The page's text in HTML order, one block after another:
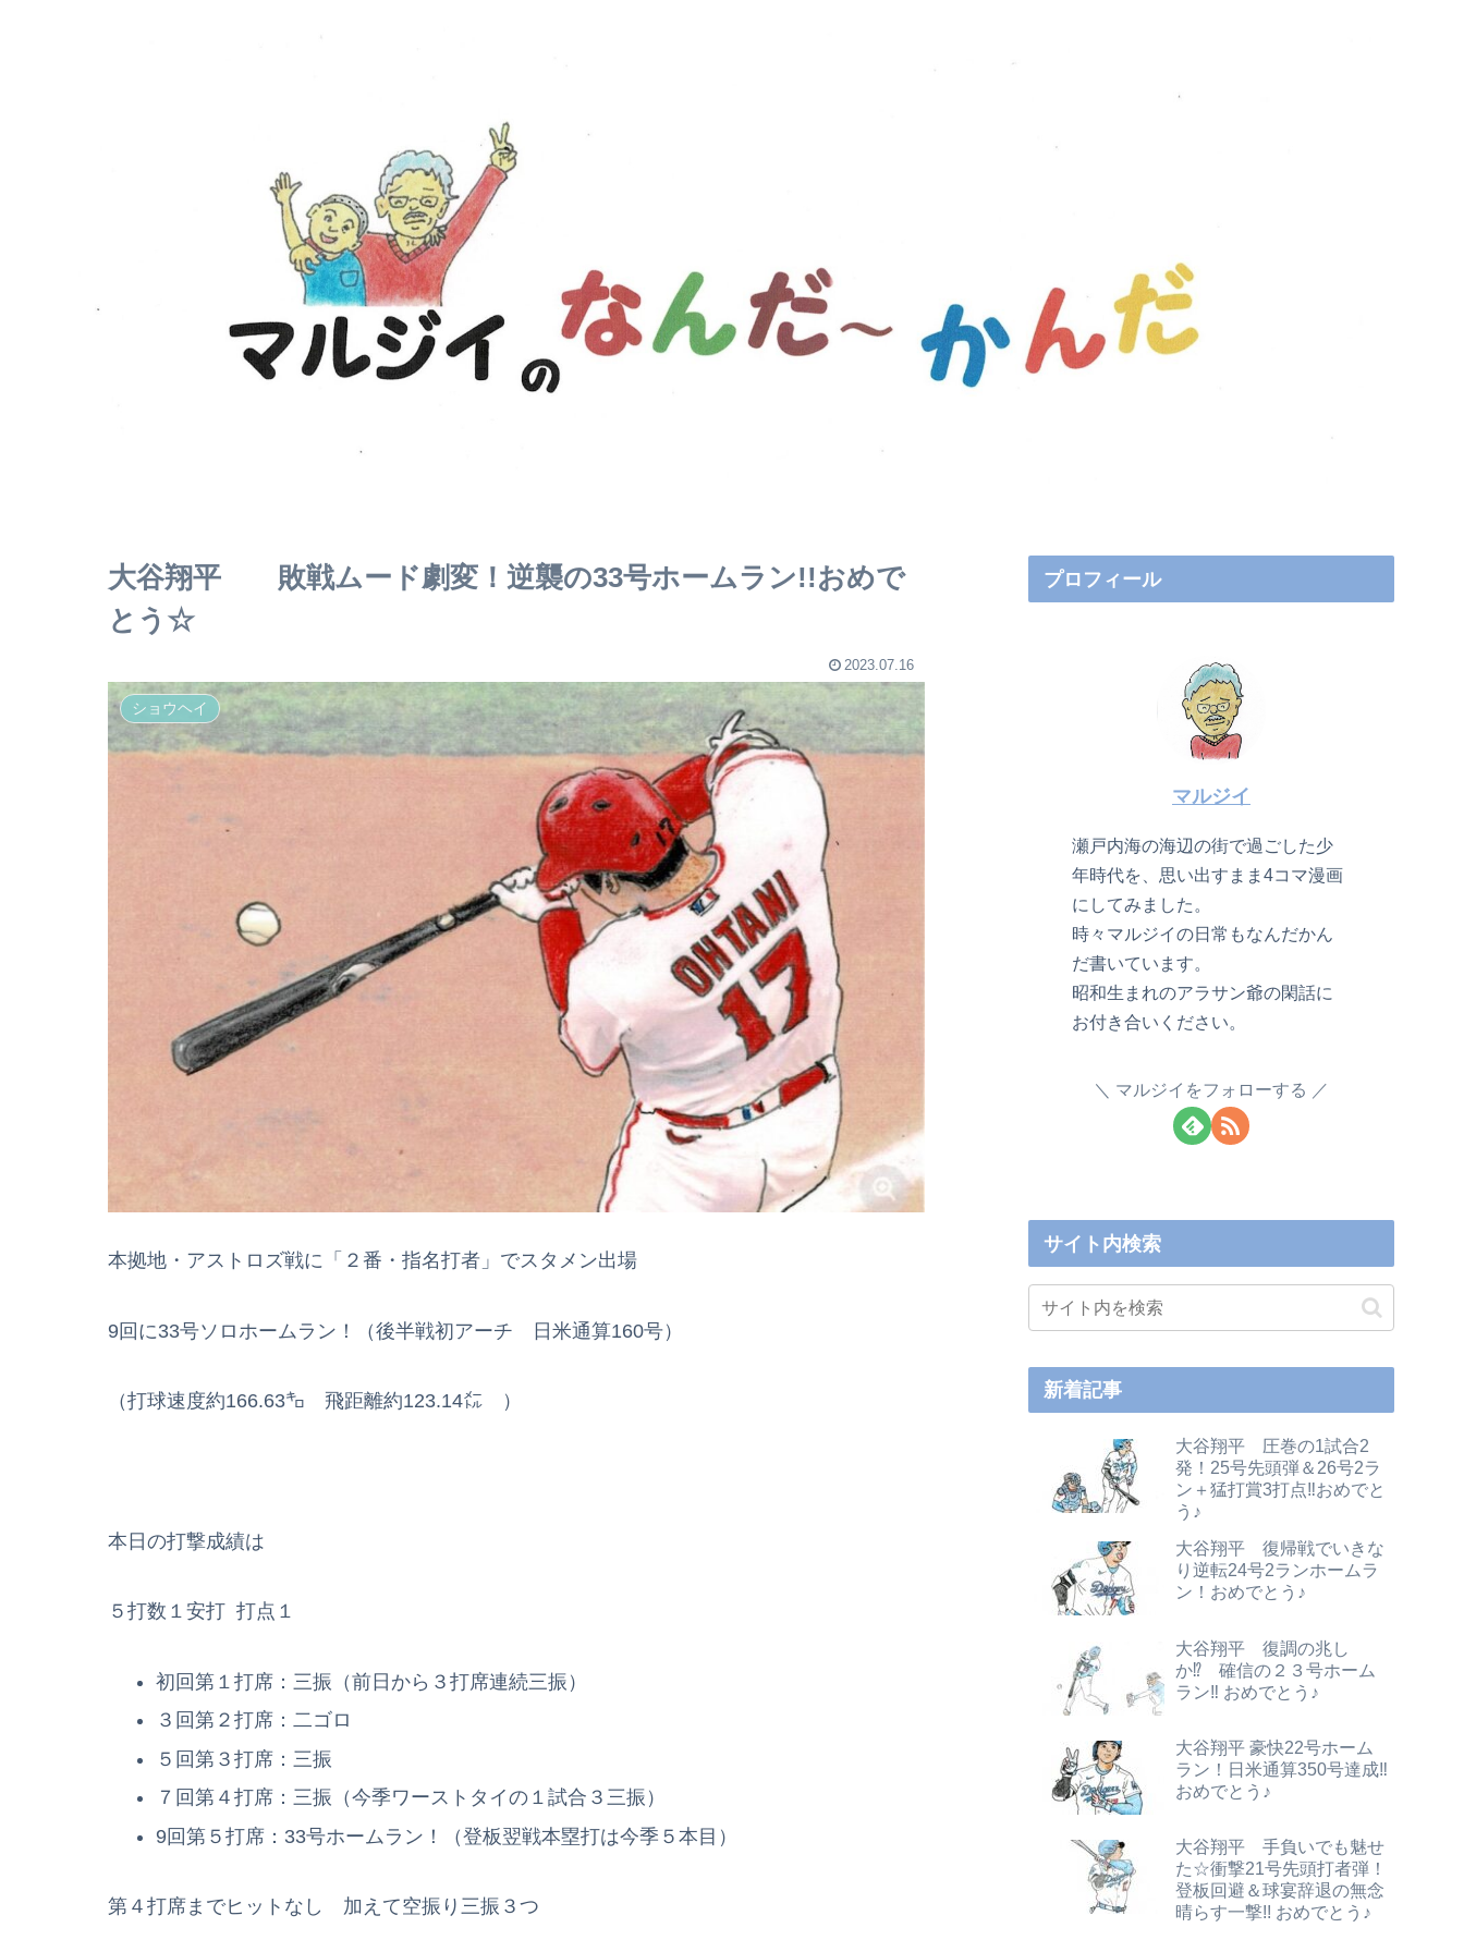
大谷翔平 敗戦ムード劇変！逆襲の33号ホームラン!!おめで
とう☆
2023.07.16
ショウヘイ
本拠地・アストロズ戦に「２番・指名打者」でスタメン出場
9回に33号ソロホームラン！（後半戦初アーチ 日米通算160号）
（打球速度約166.63㌔ 飛距離約123.14㍍ ）
本日の打撃成績は
５打数１安打 打点１
初回第１打席：三振（前日から３打席連続三振）
３回第２打席：二ゴロ
５回第３打席：三振
７回第４打席：三振（今季ワーストタイの１試合３三振）
9回第５打席：33号ホームラン！（登板翌戦本塁打は今季５本目）
第４打席までヒットなし 加えて空振り三振３つ
プロフィール
マルジイ
瀬戸内海の海辺の街で過ごした少
年時代を、思い出すまま4コマ漫画
にしてみました。
時々マルジイの日常もなんだかん
だ書いています。
昭和生まれのアラサン爺の閑話に
お付き合いください。
マルジイをフォローする
サイト内検索
新着記事
大谷翔平 圧巻の1試合2
発！25号先頭弾＆26号2ラ
ン＋猛打賞3打点‼おめでと
う♪
大谷翔平 復帰戦でいきな
り逆転24号2ランホームラ
ン！おめでとう♪
大谷翔平 復調の兆し
か⁉ 確信の２３号ホーム
ラン‼ おめでとう♪
大谷翔平 豪快22号ホーム
ラン！日米通算350号達成‼
おめでとう♪
大谷翔平 手負いでも魅せ
た☆衝撃21号先頭打者弾！
登板回避＆球宴辞退の無念
晴らす一撃!! おめでとう♪